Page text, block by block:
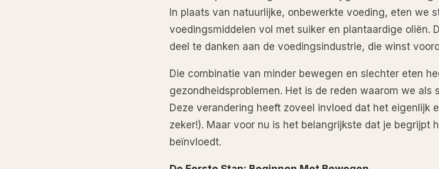
In plaats van natuurlijke, onbewerkte voeding, eten we
voedingsmiddelen vol met suiker en plantaardige oliën.
deel te danken aan de voedingsindustrie, die winst
Die combinatie van minder bewegen en slechter eten
gezondheidsproblemen. Het is de reden waarom we als
Deze verandering heeft zoveel invloed dat het eigenlijk
zeker!). Maar voor nu is het belangrijkste dat je begrijpt
beïnvloedt.